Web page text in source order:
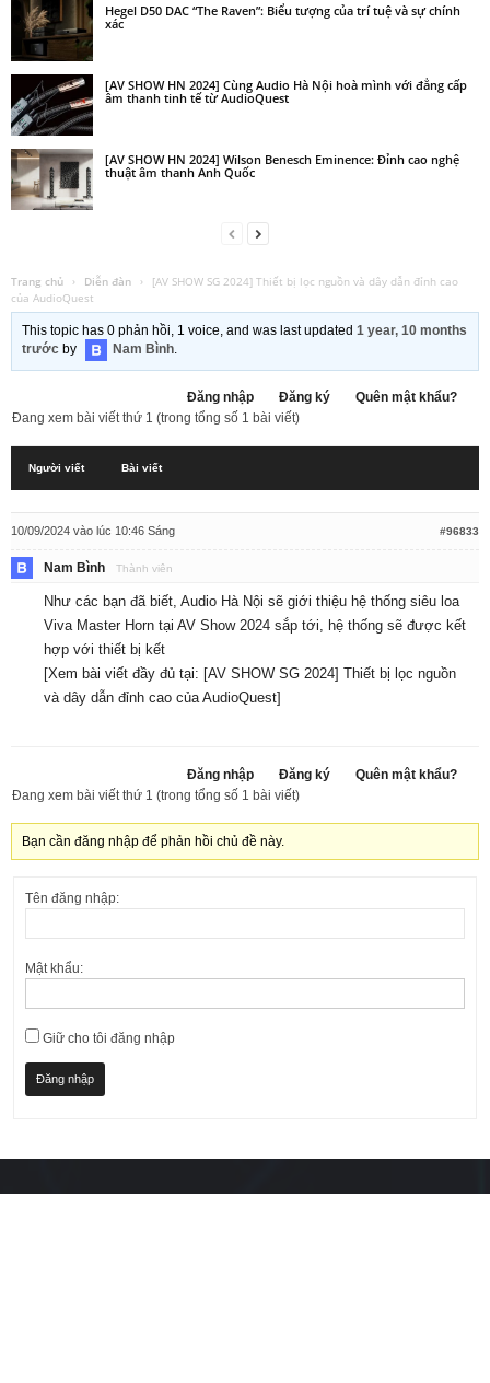
Hegel D50 DAC “The Raven”: Biểu tượng của trí tuệ và sự chính
xác
[AV SHOW HN 2024] Cùng Audio Hà Nội hoà mình với đẳng cấp
âm thanh tinh tế từ AudioQuest
[AV SHOW HN 2024] Wilson Benesch Eminence: Đỉnh cao nghệ
thuật âm thanh Anh Quốc
Trang chủ › Diễn đàn ›
[AV SHOW SG 2024] Thiết bị lọc nguồn và dây dẫn đỉnh cao
của AudioQuest
This topic has 0 phản hồi, 1 voice, and was last updated1 year, 10 months
trước by Nam Bình.
Đăng nhập Đăng ký
Quên mật khẩu?
Đang xem bài viết thứ 1 (trong tổng số 1 bài viết)
Người viết Bài viết
10/09/2024 vào lúc 10:46 Sáng #96833
Nam Bình Thành viên
Như các bạn đã biết, Audio Hà Nội sẽ giới thiệu hệ thống siêu loa
Viva Master Horn tại AV Show 2024 sắp tới, hệ thống sẽ được kết
hợp với thiết bị kết
[Xem bài viết đầy đủ tại: [AV SHOW SG 2024] Thiết bị lọc nguồn
và dây dẫn đỉnh cao của AudioQuest]
Đăng nhập Đăng ký
Quên mật khẩu?
Đang xem bài viết thứ 1 (trong tổng số 1 bài viết)
Bạn cần đăng nhập để phản hồi chủ đề này.
Tên đăng nhập:
Mật khẩu:
Giữ cho tôi đăng nhập
Đăng nhập